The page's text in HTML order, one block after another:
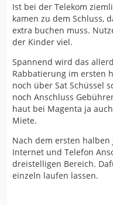
Ist bei der Telekom
kamen zu dem Schluss,
extra buchen muss.
der Kinder viel.
Spannend wird das
Rabbatierung im ersten
noch über Sat Schüssel
noch Anschluss
haut bei Magenta ja
Miete.
Nach dem ersten
Internet und Telefon
dreistelligen Bereich.
einzeln laufen lassen.